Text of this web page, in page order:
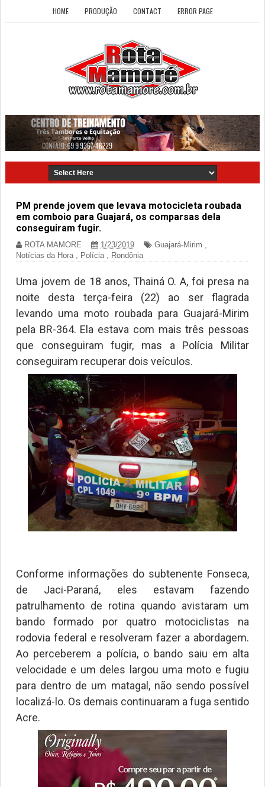
HOME PRODUÇÃO CONTACT ERROR PAGE
PM prende jovem que levava motocicleta roubada
em comboio para Guajará, os comparsas dela
conseguiram fugir.
ROTA MAMORE 1/23/2019 Guajará-Mirim ,
Notícias da Hora, Polícia, Rondônia
Uma jovem de 18 anos, Thainá O. A, foi presa na
noite desta terça-feira (22) ao ser flagrada
levando uma moto roubada para Guajará-Mirim
pela BR-364. Ela estava com mais três pessoas
que conseguiram fugir, mas a Polícia Militar
conseguiram recuperar dois veículos.
Conforme informações do subtenente Fonseca,
de Jaci-Paraná, eles estavam fazendo
patrulhamento de rotina quando avistaram um
bando formado por quatro motociclistas na
rodovia federal e resolveram fazer a abordagem.
Ao perceberem a polícia, o bando saiu em alta
velocidade e um deles largou uma moto e fugiu
para dentro de um matagal, não sendo possível
localizá-lo. Os demais continuaram a fuga sentido
Acre.